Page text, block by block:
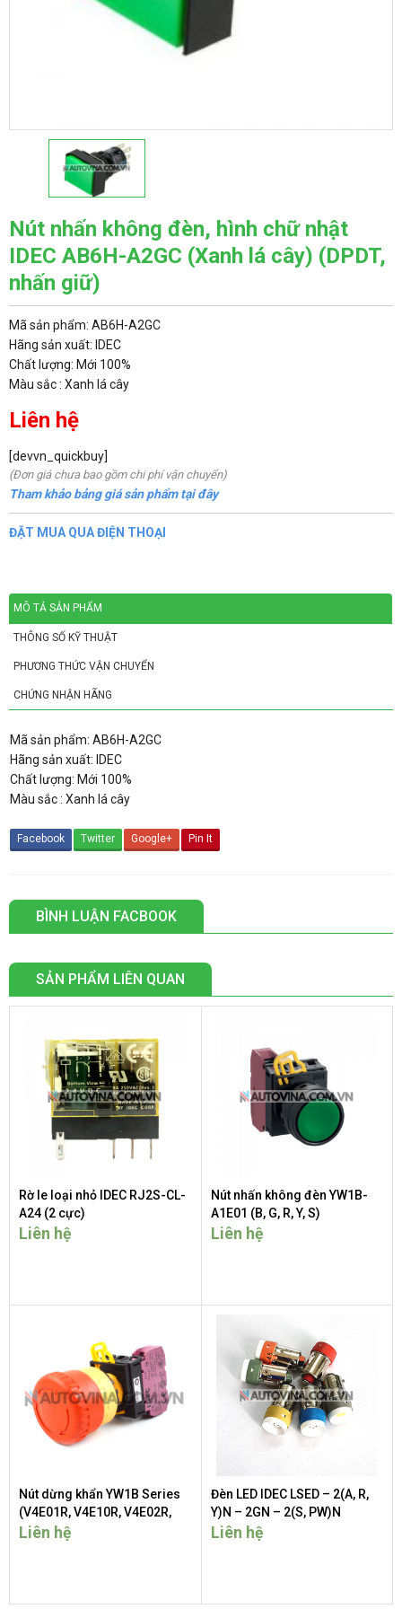
Nút nhấn không đèn, hình chữ nhật
IDEC AB6H-A2GC (Xanh lá cây) (DPDT,
nhấn giữ)
Mã sản phẩm: AB6H-A2GC
Hãng sản xuất: IDEC
Chất lượng: Mới 100%
Màu sắc : Xanh lá cây
Liên hệ
[devvn_quickbuy]
(Đơn giá chưa bao gồm chi phí vận chuyển)
Tham khảo bảng giá sản phẩm tại đây
ĐẶT MUA QUA ĐIỆN THOẠI
MÔ TẢ SẢN PHẨM
THÔNG SỐ KỸ THUẬT
PHƯƠNG THỨC VẬN CHUYỂN
CHỨNG NHẬN HÃNG
Mã sản phẩm: AB6H-A2GC
Hãng sản xuất: IDEC
Chất lượng: Mới 100%
Màu sắc : Xanh lá cây
Facebook Twitter Google+ Pin It
BÌNH LUẬN FACBOOK
SẢN PHẨM LIÊN QUAN
Rờ le loại nhỏ IDEC RJ2S-CL-
A24 (2 cực)
Liên hệ
Nút nhấn không đèn YW1B-
A1E01 (B, G, R, Y, S)
Liên hệ
Nút dừng khẩn YW1B Series
(V4E01R, V4E10R, V4E02R,
V4E20R, V4E11R)
Liên hệ
Đèn LED IDEC LSED – 2(A, R,
Y)N – 2GN – 2(S, PW)N
Liên hệ